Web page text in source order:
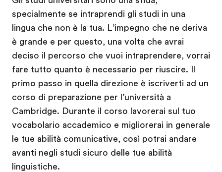
specialmente se intraprendi gli studi in una
lingua che non è la tua. L’impegno che ne deriva
è grande e per questo, una volta che avrai
deciso il percorso che vuoi intraprendere, vorrai
fare tutto quanto è necessario per riuscire. Il
primo passo in quella direzione è iscriverti ad un
corso di preparazione per l’università a
Cambridge. Durante il corso lavorerai sul tuo
vocabolario accademico e migliorerai in generale
le tue abilità comunicative, così potrai andare
avanti negli studi sicuro delle tue abilità
linguistiche.